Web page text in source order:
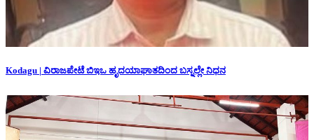
Kodagu | ವಿರಾಜಪೇಟೆ ಬಿಇಒ ಹೃದಯಾಘಾತದಿಂದ ಬಸ್ನಲ್ಲೇ ನಿಧನ